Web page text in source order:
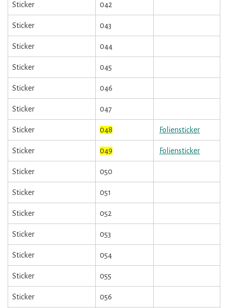
Sticker 042
Sticker 043
Sticker 044
Sticker 045
Sticker 046
Sticker 047
Sticker 048 Foliensticker
Sticker 049 Foliensticker
Sticker 050
Sticker 051
Sticker 052
Sticker 053
Sticker 054
Sticker 055
Sticker 056